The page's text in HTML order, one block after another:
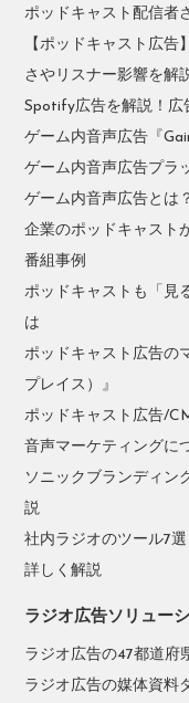
ポッドキャスト配信者
【ポッドキャスト広
さやリスナー影響を解
Spotify広告を解説！広
ゲーム内音声広告『
ゲーム内音声広告プラ
ゲーム内音声広告とは
企業のポッドキャスト
番組事例
ポッドキャストも「見
は
ポッドキャスト広告の
プレイス）』
ポッドキャスト広告/
音声マーケティングに
ソニックブランディン
説
社内ラジオのツール7
詳しく解説
ラジオ広告ソリュー
ラジオ広告の47都道府
ラジオ広告の媒体資料